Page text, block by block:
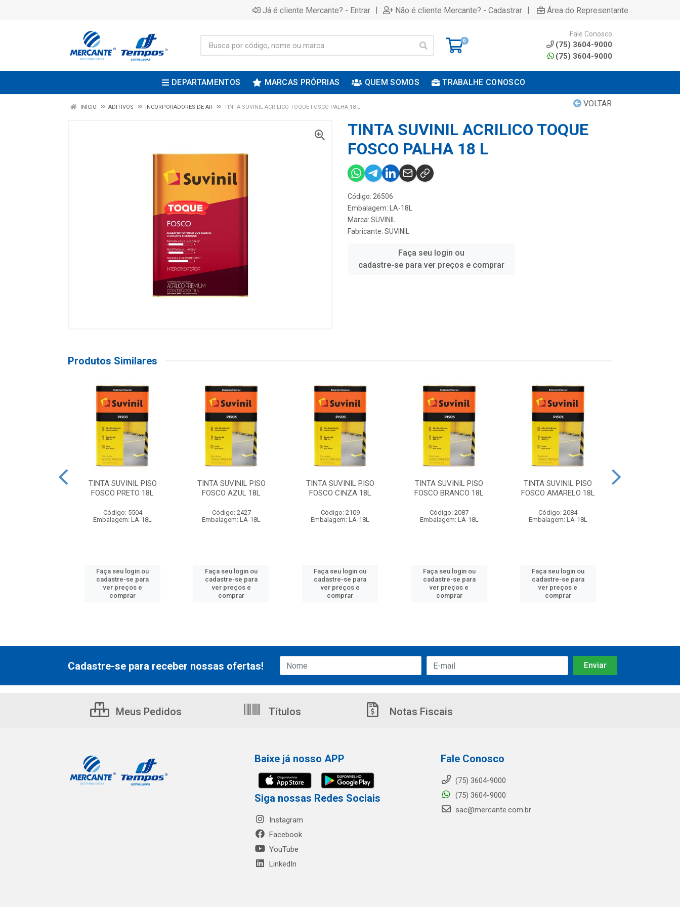
Já é cliente Mercante? - Entrar | Não é cliente Mercante? - Cadastrar | Área do Representante
0
Fale Conosco
(75) 3604-9000
(75) 3604-9000
DEPARTAMENTOS MARCAS PRÓPRIAS QUEM SOMOS TRABALHE CONOSCO
VOLTAR
INÍCIO ADITIVOS INCORPORADORES DE AR TINTA SUVINIL ACRILICO TOQUE FOSCO PALHA 18 L
TINTA SUVINIL ACRILICO TOQUE
FOSCO PALHA 18 L
Código: 26506
Embalagem: LA-18L
Marca: SUVINIL
Fabricante: SUVINIL
Faça seu login ou
cadastre-se para ver preços e comprar
Produtos Similares
TINTA SUVINIL PISO
FOSCO PRETO 18L
Código: 5504
Embalagem: LA-18L
Faça seu login ou
cadastre-se para
ver preços e
comprar
TINTA SUVINIL PISO
FOSCO AZUL 18L
Código: 2427
Embalagem: LA-18L
Faça seu login ou
cadastre-se para
ver preços e
comprar
TINTA SUVINIL PISO
FOSCO CINZA 18L
Código: 2109
Embalagem: LA-18L
Faça seu login ou
cadastre-se para
ver preços e
comprar
TINTA SUVINIL PISO
FOSCO BRANCO 18L
Código: 2087
Embalagem: LA-18L
Faça seu login ou
cadastre-se para
ver preços e
comprar
TINTA SUVINIL PISO
FOSCO AMARELO 18L
Código: 2084
Embalagem: LA-18L
Faça seu login ou
cadastre-se para
ver preços e
comprar
Cadastre-se para receber nossas ofertas!
Meus Pedidos Títulos Notas Fiscais
Baixe já nosso APP
Siga nossas Redes Sociais
Instagram
Facebook
YouTube
LinkedIn
Fale Conosco
(75) 3604-9000
(75) 3604-9000
sac@mercante.com.br